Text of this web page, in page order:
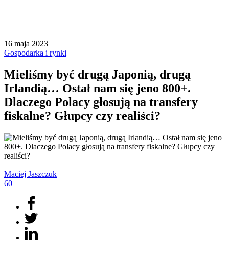
16 maja 2023
Gospodarka i rynki
Mieliśmy być drugą Japonią, drugą
Irlandią… Ostał nam się jeno 800+.
Dlaczego Polacy głosują na transfery
fiskalne? Głupcy czy realiści?
Maciej Jaszczuk
60